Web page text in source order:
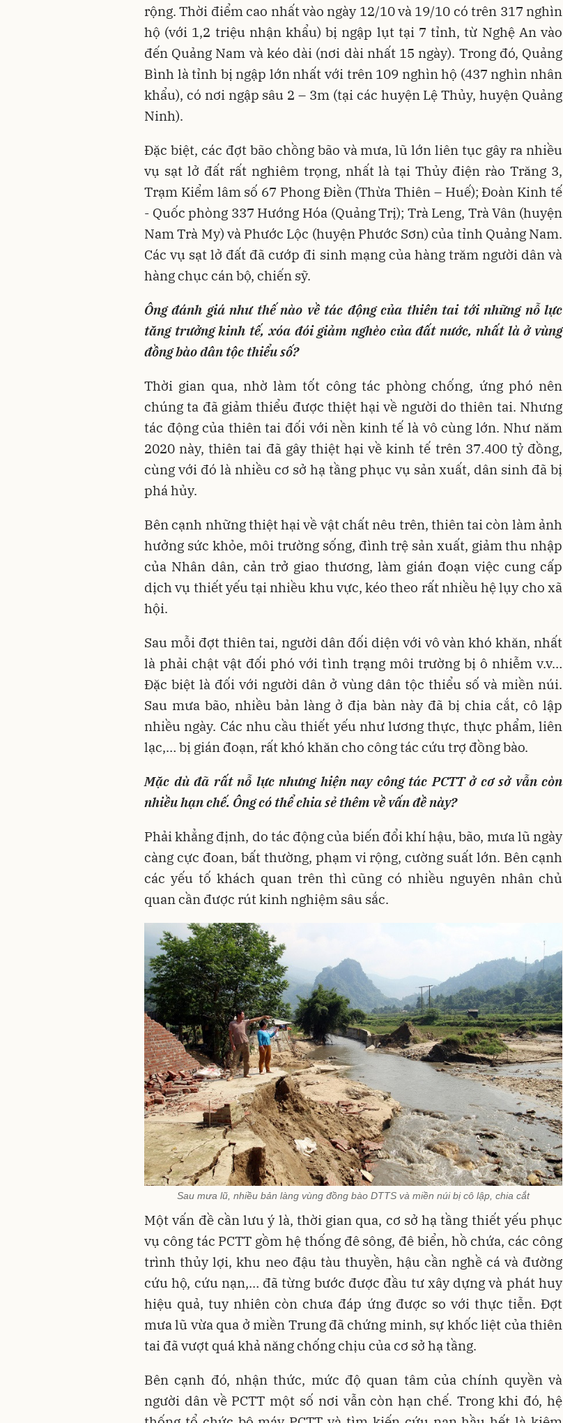
rộng. Thời điểm cao nhất vào ngày 12/10 và 19/10 có trên 317 nghìn
hộ (với 1,2 triệu nhận khẩu) bị ngập lụt tại 7 tỉnh, từ Nghệ An vào
đến Quảng Nam và kéo dài (nơi dài nhất 15 ngày). Trong đó, Quảng
Bình là tỉnh bị ngập lớn nhất với trên 109 nghìn hộ (437 nghìn nhân
khẩu), có nơi ngập sâu 2 – 3m (tại các huyện Lệ Thủy, huyện Quảng
Ninh).
Đặc biệt, các đợt bão chồng bão và mưa, lũ lớn liên tục gây ra nhiều
vụ sạt lở đất rất nghiêm trọng, nhất là tại Thủy điện rào Trăng 3,
Trạm Kiểm lâm số 67 Phong Điền (Thừa Thiên – Huế); Đoàn Kinh tế
- Quốc phòng 337 Hướng Hóa (Quảng Trị); Trà Leng, Trà Vân (huyện
Nam Trà My) và Phước Lộc (huyện Phước Sơn) của tỉnh Quảng Nam.
Các vụ sạt lở đất đã cướp đi sinh mạng của hàng trăm người dân và
hàng chục cán bộ, chiến sỹ.
Ông đánh giá như thế nào về tác động của thiên tai tới những nỗ lực
tăng trưởng kinh tế, xóa đói giảm nghèo của đất nước, nhất là ở vùng
đồng bào dân tộc thiểu số?
Thời gian qua, nhờ làm tốt công tác phòng chống, ứng phó nên
chúng ta đã giảm thiểu được thiệt hại về người do thiên tai. Nhưng
tác động của thiên tai đối với nền kinh tế là vô cùng lớn. Như năm
2020 này, thiên tai đã gây thiệt hại về kinh tế trên 37.400 tỷ đồng,
cùng với đó là nhiều cơ sở hạ tầng phục vụ sản xuất, dân sinh đã bị
phá hủy.
Bên cạnh những thiệt hại về vật chất nêu trên, thiên tai còn làm ảnh
hưởng sức khỏe, môi trường sống, đình trệ sản xuất, giảm thu nhập
của Nhân dân, cản trở giao thương, làm gián đoạn việc cung cấp
dịch vụ thiết yếu tại nhiều khu vực, kéo theo rất nhiều hệ lụy cho xã
hội.
Sau mỗi đợt thiên tai, người dân đối diện với vô vàn khó khăn, nhất
là phải chật vật đối phó với tình trạng môi trường bị ô nhiễm v.v…
Đặc biệt là đối với người dân ở vùng dân tộc thiểu số và miền núi.
Sau mưa bão, nhiều bản làng ở địa bàn này đã bị chia cắt, cô lập
nhiều ngày. Các nhu cầu thiết yếu như lương thực, thực phẩm, liên
lạc,… bị gián đoạn, rất khó khăn cho công tác cứu trợ đồng bào.
Mặc dù đã rất nỗ lực nhưng hiện nay công tác PCTT ở cơ sở vẫn còn
nhiều hạn chế. Ông có thể chia sẻ thêm về vấn đề này?
Phải khẳng định, do tác động của biến đổi khí hậu, bão, mưa lũ ngày
càng cực đoan, bất thường, phạm vi rộng, cường suất lớn. Bên cạnh
các yếu tố khách quan trên thì cũng có nhiều nguyên nhân chủ
quan cần được rút kinh nghiệm sâu sắc.
Sau mưa lũ, nhiều bản làng vùng đồng bào DTTS và miền núi bị cô lập, chia cắt
Một vấn đề cần lưu ý là, thời gian qua, cơ sở hạ tầng thiết yếu phục
vụ công tác PCTT gồm hệ thống đê sông, đê biển, hồ chứa, các công
trình thủy lợi, khu neo đậu tàu thuyền, hậu cần nghề cá và đường
cứu hộ, cứu nạn,… đã từng bước được đầu tư xây dựng và phát huy
hiệu quả, tuy nhiên còn chưa đáp ứng được so với thực tiễn. Đợt
mưa lũ vừa qua ở miền Trung đã chứng minh, sự khốc liệt của thiên
tai đã vượt quá khả năng chống chịu của cơ sở hạ tầng.
Bên cạnh đó, nhận thức, mức độ quan tâm của chính quyền và
người dân về PCTT một số nơi vẫn còn hạn chế. Trong khi đó, hệ